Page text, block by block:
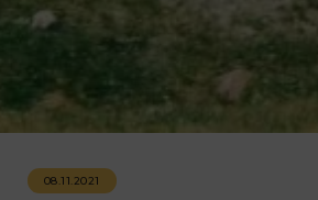
08.11.2021